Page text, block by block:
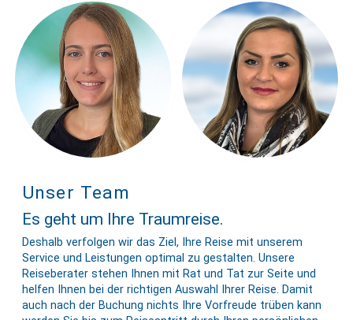
Unser Team
Es geht um Ihre Traumreise.
Deshalb verfolgen wir das Ziel, Ihre Reise mit unserem
Service und Leistungen optimal zu gestalten. Unsere
Reiseberater stehen Ihnen mit Rat und Tat zur Seite und
helfen Ihnen bei der richtigen Auswahl Ihrer Reise. Damit
auch nach der Buchung nichts Ihre Vorfreude trüben kann